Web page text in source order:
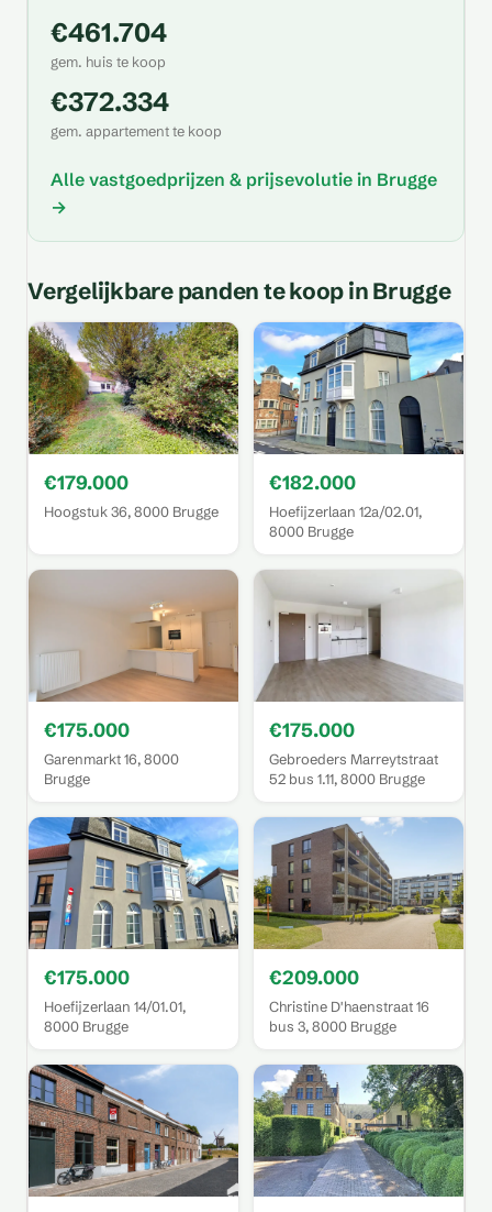
€461.704
gem. huis te koop
€372.334
gem. appartement te koop
Alle vastgoedprijzen & prijsevolutie in Brugge
→
Vergelijkbare panden te koop in Brugge
€179.000
Hoogstuk 36, 8000 Brugge
€182.000
Hoefijzerlaan 12a/02.01,
8000 Brugge
€175.000
Garenmarkt 16, 8000
Brugge
€175.000
Gebroeders Marreytstraat
52 bus 1.11, 8000 Brugge
€175.000
Hoefijzerlaan 14/01.01,
8000 Brugge
€209.000
Christine D'haenstraat 16
bus 3, 8000 Brugge